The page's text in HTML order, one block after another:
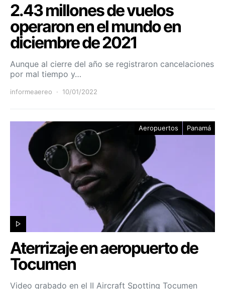
2.43 millones de vuelos
operaron en el mundo en
diciembre de 2021
Aunque al cierre del año se registraron cancelaciones
por mal tiempo y…
informeaereo 10/01/2022
Aeropuertos Panamá
Aterrizaje en aeropuerto de
Tocumen
Video grabado en el II Aircraft Spotting Tocumen